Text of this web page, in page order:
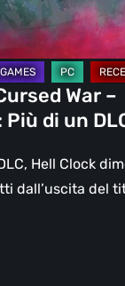
War –
di un
Hell Clock
dall’uscita del